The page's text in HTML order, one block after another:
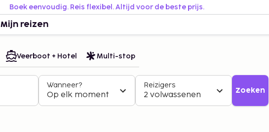
Boek eenvoudig. Reis flexibel. Altijd voor de beste prijs.
Mijn reizen
Veerboot + Hotel Multi-stop
Wanneer?
Op elk moment
Reizigers
2 volwassenen Zoeken